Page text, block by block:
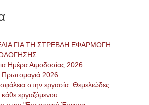
ΓΙΑ ΤΗ ΣΤΡΕΒΛΗ ΕΦΑΡΜΟΓΗ
Ημέρα Αιμοδοσίας 2026
Πρωτομαγιά 2026
στην εργασία: Θεμελιώδες
εργαζόμενου